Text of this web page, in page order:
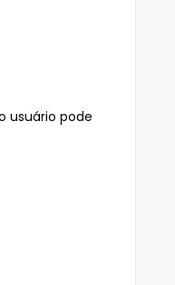
usuário pode